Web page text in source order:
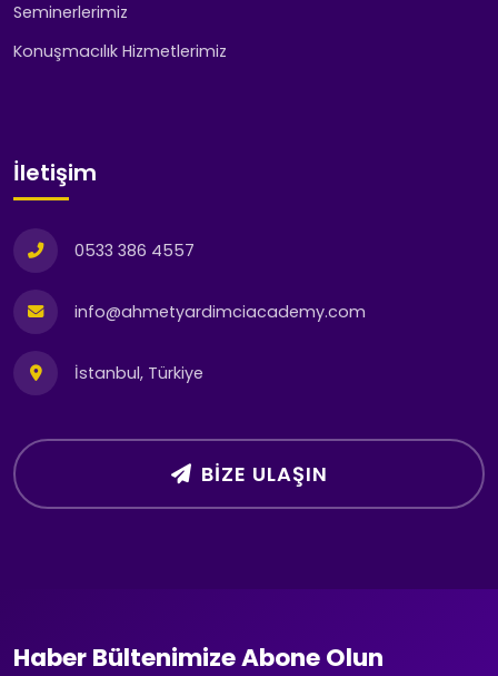
Seminerlerimiz
Konuşmacılık Hizmetlerimiz
İletişim
0533 386 4557
info@ahmetyardimciacademy.com
İstanbul, Türkiye
BIZE ULAŞIN
Haber Bültenimize Abone Olun